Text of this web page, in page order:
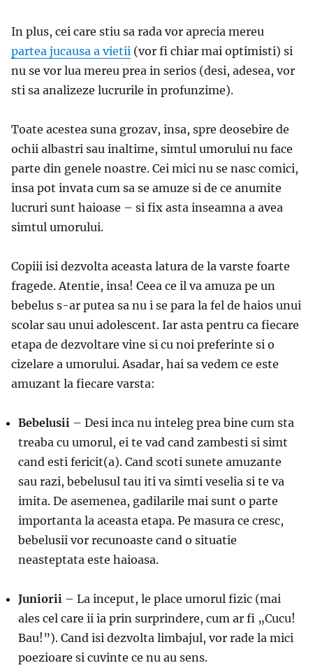
In plus, cei care stiu sa rada vor aprecia mereu
partea jucausa a vietii (vor fi chiar mai optimisti) si
nu se vor lua mereu prea in serios (desi, adesea, vor
sti sa analizeze lucrurile in profunzime).
Toate acestea suna grozav, insa, spre deosebire de
ochii albastri sau inaltime, simtul umorului nu face
parte din genele noastre. Cei mici nu se nasc comici,
insa pot invata cum sa se amuze si de ce anumite
lucruri sunt haioase – si fix asta inseamna a avea
simtul umorului.
Copiii isi dezvolta aceasta latura de la varste foarte
fragede. Atentie, insa! Ceea ce il va amuza pe un
bebelus s-ar putea sa nu i se para la fel de haios unui
scolar sau unui adolescent. Iar asta pentru ca fiecare
etapa de dezvoltare vine si cu noi preferinte si o
cizelare a umorului. Asadar, hai sa vedem ce este
amuzant la fiecare varsta:
Bebelusii – Desi inca nu inteleg prea bine cum sta
treaba cu umorul, ei te vad cand zambesti si simt
cand esti fericit(a). Cand scoti sunete amuzante
sau razi, bebelusul tau iti va simti veselia si te va
imita. De asemenea, gadilarile mai sunt o parte
importanta la aceasta etapa. Pe masura ce cresc,
bebelusii vor recunoaste cand o situatie
neasteptata este haioasa.
Juniorii – La inceput, le place umorul fizic (mai
ales cel care ii ia prin surprindere, cum ar fi „Cucu!
Bau!”). Cand isi dezvolta limbajul, vor rade la mici
poezioare si cuvinte ce nu au sens.